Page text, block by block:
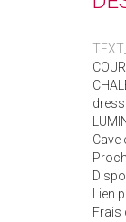
Cave
Lien
Frais